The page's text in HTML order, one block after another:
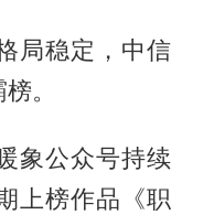
局稳定，中信
。
象公众号持续
上榜作品《职